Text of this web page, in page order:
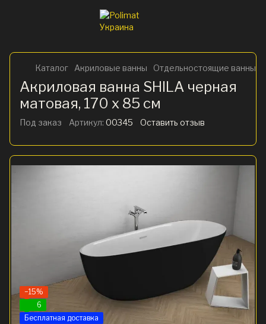
Каталог Акриловые ванны Отдельностоящие ванны
Акриловая ванна SHILA черная
матовая, 170 x 85 см
Под заказ Артикул: 00345 Оставить отзыв
−15%
6
Бесплатная доставка